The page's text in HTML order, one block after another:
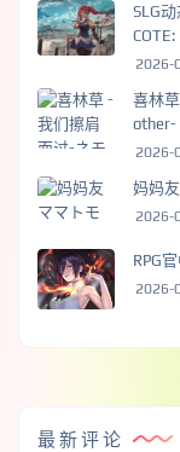
SLG
2026-
喜林
other-
2026-
妈妈
2026-
RPG
2026-
最新评论